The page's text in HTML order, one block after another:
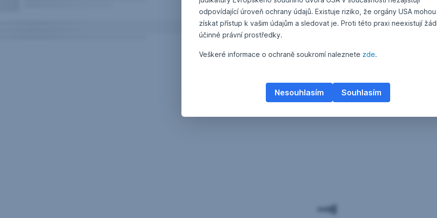
odpovídající úroveň ochrany údajů. Existuje riziko, že orgány USA mohou
získat přístup k vašim údajům a sledovat je. Proti této praxi neexistují
účinné právní prostředky.
Veškeré informace o ochraně soukromí naleznete zde.
Souhlasím
Nesouhlasím